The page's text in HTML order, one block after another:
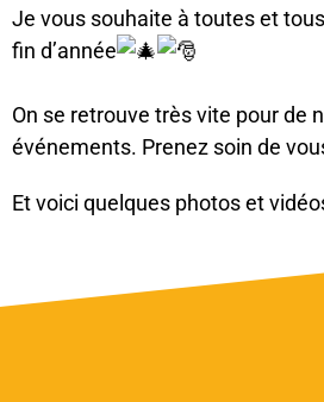
Je vous souhaite à toutes et
fin d’année
On se retrouve très vite pour de
événements. Prenez soin de
Et voici quelques photos et